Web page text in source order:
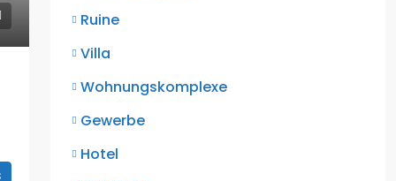
Ruine
Villa
Wohnungskomplexe
Gewerbe
Hotel